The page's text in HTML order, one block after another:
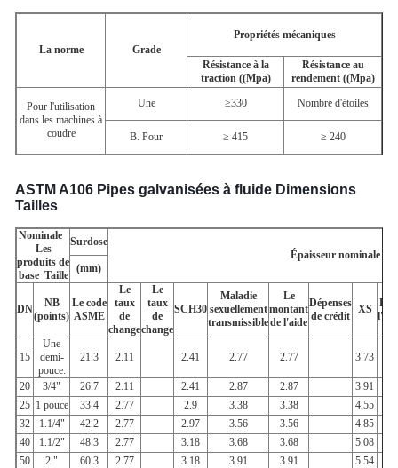
La norme Grade
Propriétés mécaniques
Résistance à la
traction ((Mpa)
Résistance au
rendement ((Mpa)
Pour l'utilisation
dans les machines à
coudre
Une ≥330 Nombre d'étoiles
B. Pour ≥ 415 ≥ 240
ASTM A106 Pipes galvanisées à fluide Dimensions
Tailles
Nominale
Les
produits de
base Taille
Surdose
Épaisseur nominale
(mm)
DN
NB
(points)
Le code
ASME
Le
taux
de
change
Le
taux
de
change
SCH30
Maladie
sexuellement
transmissible
Le
montant
de l'aide
Dépenses
de crédit
XS
Le
15
Une
demi-
pouce.
21.3 2.11 2.41 2.77 2.77 3.73
20 3/4" 26.7 2.11 2.41 2.87 2.87 3.91
25 1 pouce 33.4 2.77 2.9 3.38 3.38 4.55
32
1.1/4" 42.2 2.77 2.97 3.56 3.56 4.85
40
1.1/2" 48.3 2.77 3.18 3.68 3.68 5.08
50
2 " 60.3 2.77 3.18 3.91 3.91 5.54